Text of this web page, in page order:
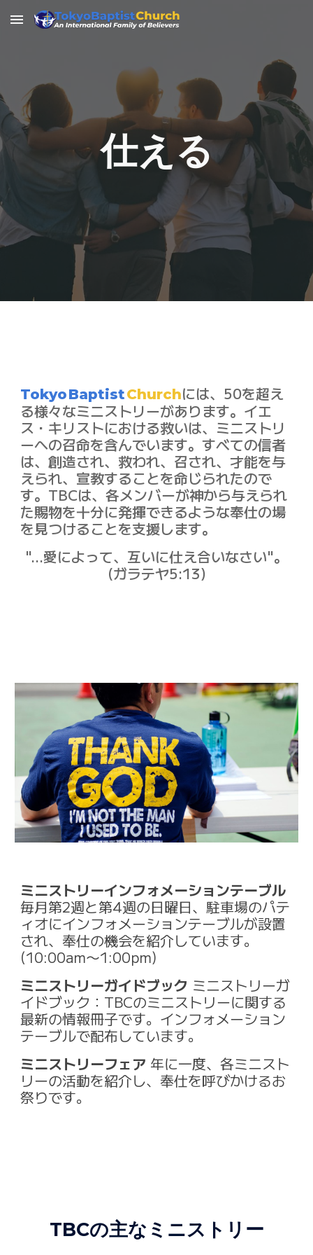
Skip to main content
仕える
TokyoBaptistChurchには、50を超え
る様々なミニストリーがあります。イエ
ス・キリストにおける救いは、ミニストリ
ーへの召命を含んでいます。すべての信者
は、創造され、救われ、召され、才能を与
えられ、宣教することを命じられたので
す。TBCは、各メンバーが神から与えられ
た賜物を十分に発揮できるような奉仕の場
を見つけることを支援します。
"...愛によって、互いに仕え合いなさい"。
(ガラテヤ5:13)
ミニストリーインフォメーションテーブル
毎月第2週と第4週の日曜日、駐車場のパテ
ィオにインフォメーションテーブルが設置
され、奉仕の機会を紹介しています。
(10:00am〜1:00pm)
ミニストリーガイドブック ミニストリーガ
イドブック：TBCのミニストリーに関する
最新の情報冊子です。インフォメーション
テーブルで配布しています。
ミニストリーフェア 年に一度、各ミニスト
リーの活動を紹介し、奉仕を呼びかけるお
祭りです。
TBCの主なミニストリー